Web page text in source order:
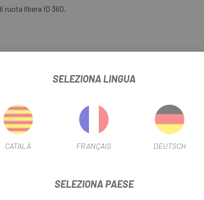
ruota libera ID 360.
SELEZIONA LINGUA
CATALÀ FRANÇAIS DEUTSCH
SELEZIONA PAESE